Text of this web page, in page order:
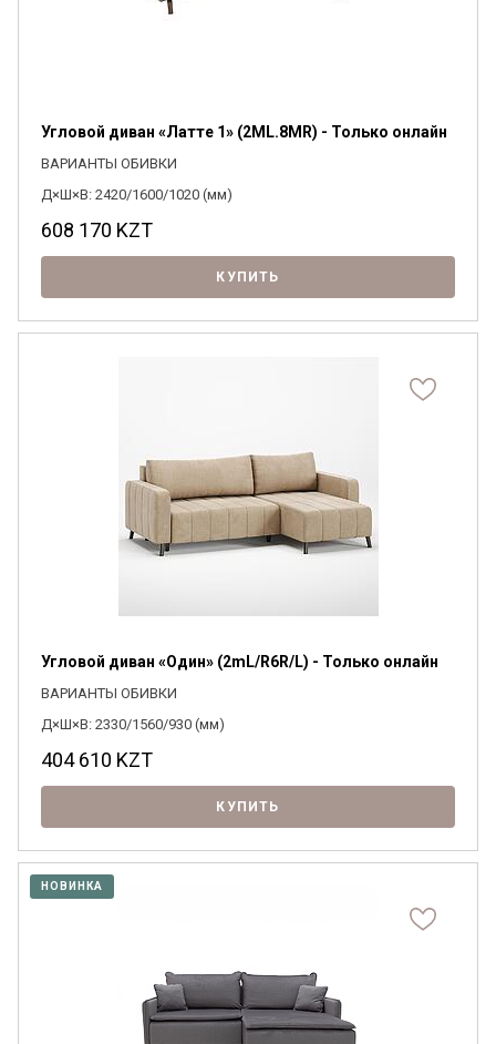
Я ознакомлен сПолитикойв отношении
обработки персональных данных и
Угловой диван «Латте 1» (2ML.8MR) - Только онлайн
ВАРИАНТЫ ОБИВКИ
Д×Ш×В: 2420/1600/1020 (мм)
608 170 KZT
КУПИТЬ
Угловой диван «Один» (2mL/R6R/L) - Только онлайн
ВАРИАНТЫ ОБИВКИ
Д×Ш×В: 2330/1560/930 (мм)
404 610 KZT
КУПИТЬ
НОВИНКА